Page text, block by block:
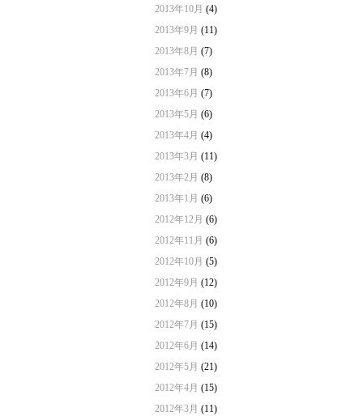
2013年10月 (4)
2013年9月 (11)
2013年8月 (7)
2013年7月 (8)
2013年6月 (7)
2013年5月 (6)
2013年4月 (4)
2013年3月 (11)
2013年2月 (8)
2013年1月 (6)
2012年12月 (6)
2012年11月 (6)
2012年10月 (5)
2012年9月 (12)
2012年8月 (10)
2012年7月 (15)
2012年6月 (14)
2012年5月 (21)
2012年4月 (15)
2012年3月 (11)